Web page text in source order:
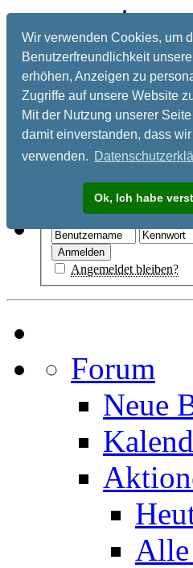
Wir verwenden Cookies, um
Benutzerfreundlichkeit
erhöhen, Anzeigen zu
Zugriffe auf unsere Website
Mit der Nutzung unserer
damit einverstanden, dass
verwenden.
Ok, Ich habe
Registrieren
Angemeldet bleiben?
Forum
Neue
Alle